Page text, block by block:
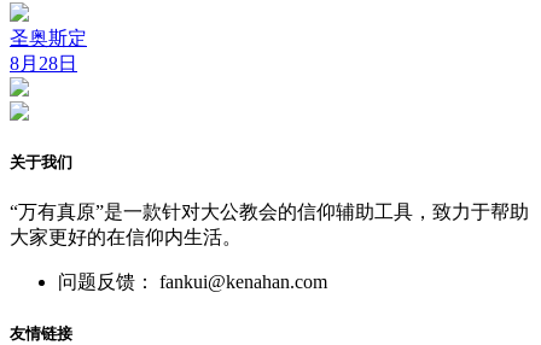
圣奥斯定
8月28日
关于我们
“万有真原”是一款针对大公教会的信仰辅助工具，致力于帮助
大家更好的在信仰内生活。
问题反馈： fankui@kenahan.com
友情链接